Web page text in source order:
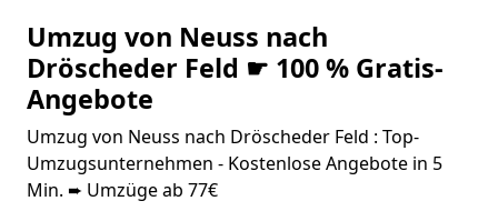
Umzug von Neuss nach
Dröscheder Feld ☛ 100 % Gratis-
Angebote
Umzug von Neuss nach Dröscheder Feld : Top-
Umzugsunternehmen - Kostenlose Angebote in 5
Min. ➨ Umzüge ab 77€